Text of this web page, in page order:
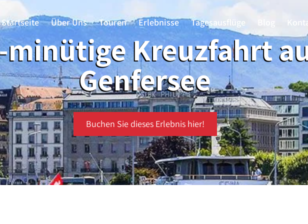
Startseite Über Uns Touren Erlebnisse Tagesausflüge
minütige Kreuzfahrt
Genfersee
Buchen Sie dieses Erlebnis hier!